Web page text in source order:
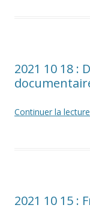
2021 10 18 :
Continuer la lecture
2021 10 15 :